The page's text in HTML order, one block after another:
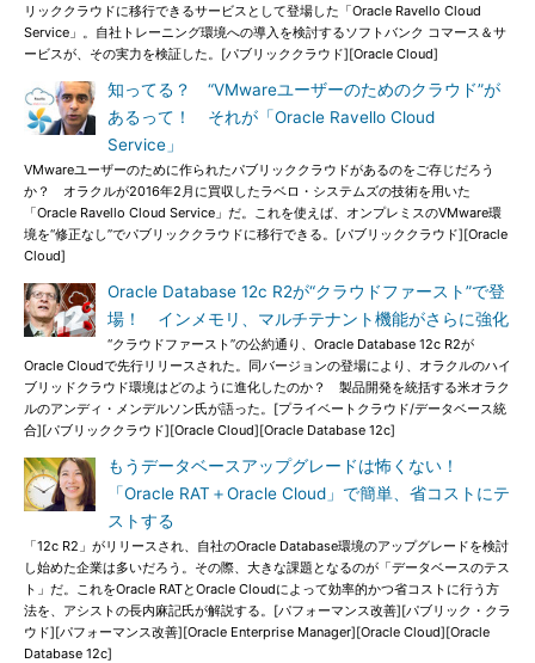
リッククラウドに移行できるサービスとして登場した「Oracle Ravello Cloud
Service」。自社トレーニング環境への導入を検討するソフトバンク コマース＆サ
ービスが、その実力を検証した。[パブリッククラウド][Oracle Cloud]
知ってる？ “VMwareユーザーのためのクラウド”が
あるって！ それが「Oracle Ravello Cloud
Service」
VMwareユーザーのために作られたパブリッククラウドがあるのをご存じだろう
か？ オラクルが2016年2月に買収したラベロ・システムズの技術を用いた
「Oracle Ravello Cloud Service」だ。これを使えば、オンプレミスのVMware環
境を“修正なし”でパブリッククラウドに移行できる。[パブリッククラウド][Oracle
Cloud]
Oracle Database 12c R2が“クラウドファースト”で登
場！ インメモリ、マルチテナント機能がさらに強化
“クラウドファースト”の公約通り、Oracle Database 12c R2が
Oracle Cloudで先行リリースされた。同バージョンの登場により、オラクルのハイ
ブリッドクラウド環境はどのように進化したのか？ 製品開発を統括する米オラク
ルのアンディ・メンデルソン氏が語った。[プライベートクラウド/データベース統
合][パブリッククラウド][Oracle Cloud][Oracle Database 12c]
もうデータベースアップグレードは怖くない！
「Oracle RAT＋Oracle Cloud」で簡単、省コストにテ
ストする
「12c R2」がリリースされ、自社のOracle Database環境のアップグレードを検討
し始めた企業は多いだろう。その際、大きな課題となるのが「データベースのテス
ト」だ。これをOracle RATとOracle Cloudによって効率的かつ省コストに行う方
法を、アシストの長内麻記氏が解説する。[パフォーマンス改善][パブリック・クラ
ウド][パフォーマンス改善][Oracle Enterprise Manager][Oracle Cloud][Oracle
Database 12c]